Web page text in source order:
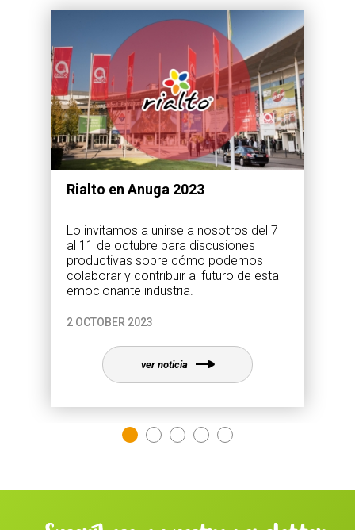
Rialto en Anuga 2023
Lo invitamos a unirse a nosotros del 7
al 11 de octubre para discusiones
productivas sobre cómo podemos
colaborar y contribuir al futuro de esta
emocionante industria.
2 OCTOBER 2023
ver noticia